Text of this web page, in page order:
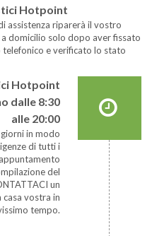
Hotpoint
assistenza riparerà il vostro
domicilio solo dopo aver fissato
e verificato lo stato
Hotpoint
dalle 8:30
alle 20:00
in modo
di tutti i
del
un
vostra in
tempo.